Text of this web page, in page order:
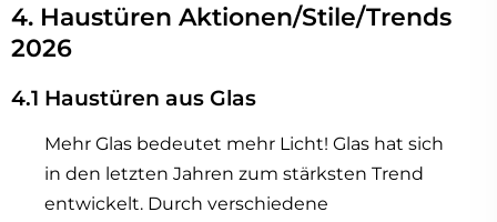
4. Haustüren Aktionen/Stile/Trends
2026
4.1 Haustüren aus Glas
Mehr Glas bedeutet mehr Licht! Glas hat sich
in den letzten Jahren zum stärksten Trend
entwickelt. Durch verschiedene